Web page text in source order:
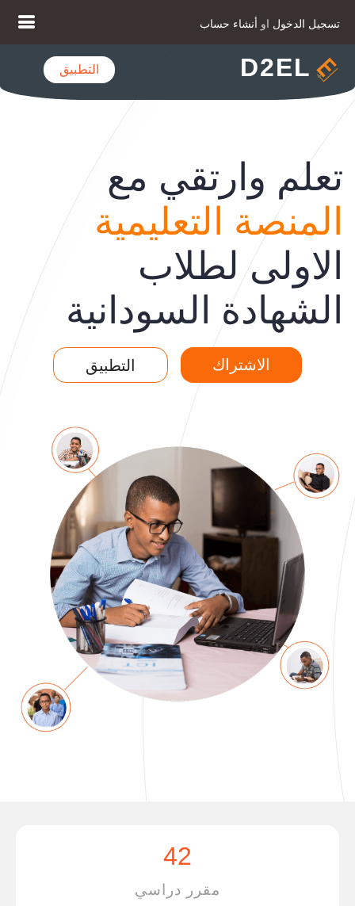
تسجيل الدخول او أنشاء حساب
D2EL التطبيق
تعلم وارتقي مع
المنصة التعليمية
الاولى لطلاب
الشهادة السودانية
الاشتراك التطبيق
42
مقرر دراسي